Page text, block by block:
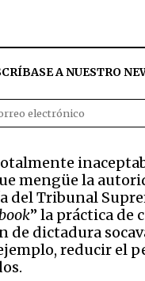
A NUESTRO
mengüe la
del Tribunal
” la práctica de
de dictadura
reducir el